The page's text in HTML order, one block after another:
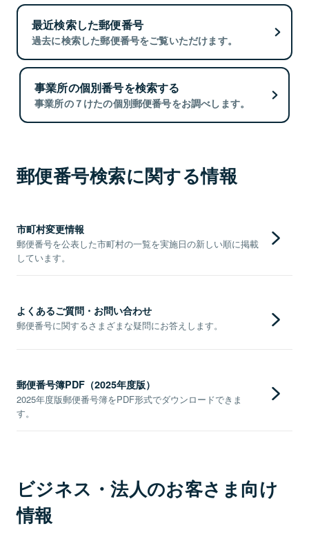
最近検索した郵便番号
過去に検索した郵便番号をご覧いただけます。
事業所の個別番号を検索する
事業所の７けたの個別郵便番号をお調べします。
郵便番号検索に関する情報
市町村変更情報
郵便番号を公表した市町村の一覧を実施日の新しい順に掲載
しています。
よくあるご質問・お問い合わせ
郵便番号に関するさまざまな疑問にお答えします。
郵便番号簿PDF（2025年度版）
2025年度版郵便番号簿をPDF形式でダウンロードできま
す。
ビジネス・法人のお客さま向け
情報